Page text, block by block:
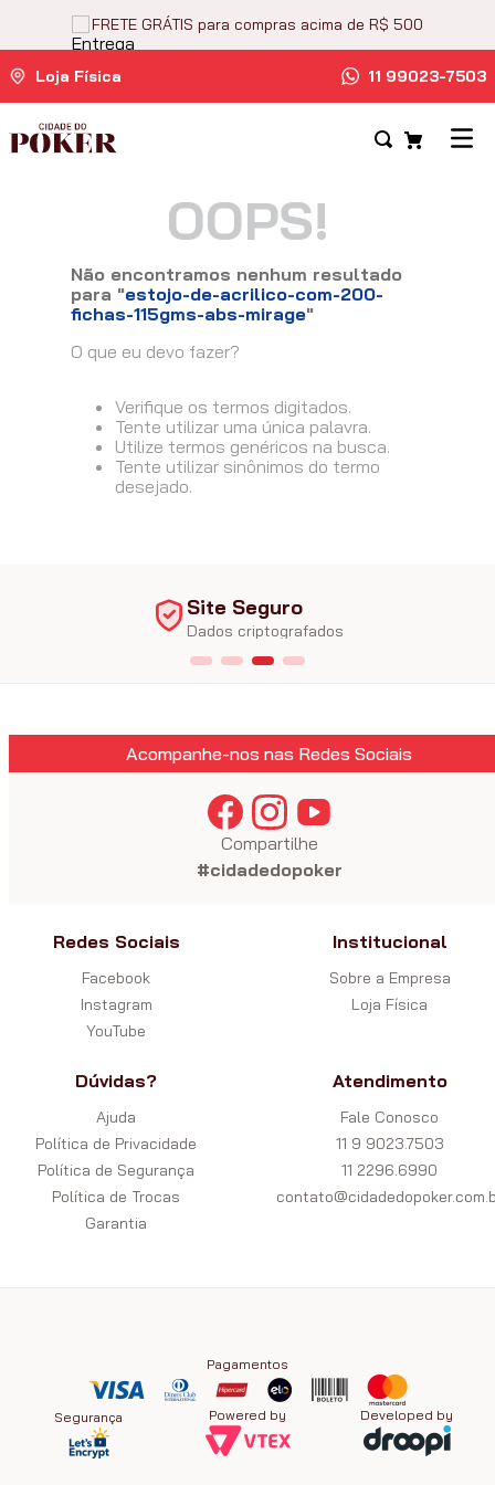
FRETE GRÁTIS para compras acima de R$ 500
Loja Física 11 99023-7503
OOPS!
Não encontramos nenhum resultado
para "estojo-de-acrilico-com-200-
fichas-115gms-abs-mirage"
O que eu devo fazer?
Verifique os termos digitados.
Tente utilizar uma única palavra.
Utilize termos genéricos na busca.
Tente utilizar sinônimos do termo
desejado.
Dados criptografados
Acompanhe-nos nas Redes Sociais
Compartilhe
#cidadedopoker
Redes Sociais
Facebook
Instagram
YouTube
Institucional
Sobre a Empresa
Loja Física
Dúvidas?
Ajuda
Política de Privacidade
Política de Segurança
Política de Trocas
Garantia
Atendimento
Fale Conosco
11 9 9023.7503
11 2296.6990
Pagamentos
Segurança Powered by Developed by